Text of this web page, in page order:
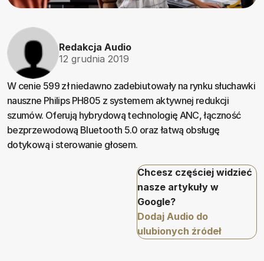
Redakcja Audio
12 grudnia 2019
W cenie 599 zł niedawno zadebiutowały na rynku słuchawki
nauszne Philips PH805 z systemem aktywnej redukcji
szumów. Oferują hybrydową technologię ANC, łączność
bezprzewodową Bluetooth 5.0 oraz łatwą obsługę
dotykową i sterowanie głosem.
Chcesz częściej widzieć
nasze artykuły w
Google?
Dodaj Audio do
ulubionych źródeł